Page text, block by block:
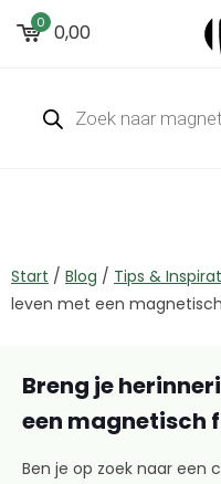
0 0,00
Start / Blog / Tips &
leven met een
Breng je
een magnetisch
Ben je op zoek naar een